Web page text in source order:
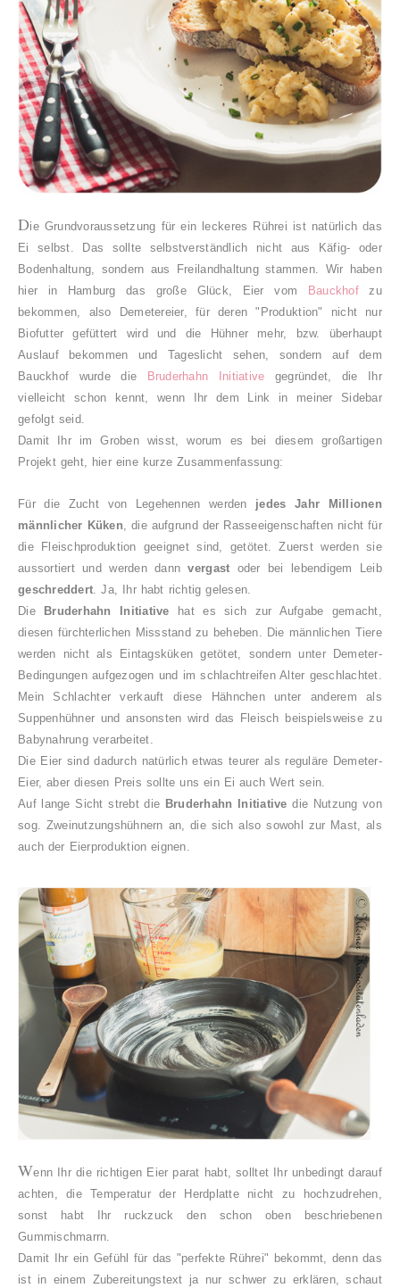
Die Grundvoraussetzung für ein leckeres Rührei ist natürlich das
Ei selbst. Das sollte selbstverständlich nicht aus Käfig- oder
Bodenhaltung, sondern aus Freilandhaltung stammen. Wir haben
hier in Hamburg das große Glück, Eier vom
Bauckhofzu
bekommen, also Demetereier, für deren "Produktion" nicht nur
Biofutter gefüttert wird und die Hühner mehr, bzw. überhaupt
Auslauf bekommen und Tageslicht sehen, sondern auf dem
Bauckhof wurde die
Bruderhahn Initiative gegründet, die Ihr
vielleicht schon kennt, wenn Ihr dem Link in meiner Sidebar
gefolgt seid.
Damit Ihr im Groben wisst, worum es bei diesem großartigen
Projekt geht, hier eine kurze Zusammenfassung:
Für die Zucht von Legehennen werden jedes Jahr Millionen
männlicher Küken, die aufgrund der Rasseeigenschaften nicht für
die Fleischproduktion geeignet sind, getötet. Zuerst werden sie
aussortiert und werden dannvergast oder bei lebendigem Leib
geschreddert. Ja, Ihr habt richtig gelesen.
DieBruderhahn Initiative hat es sich zur Aufgabe gemacht,
diesen fürchterlichen Missstand zu beheben. Die männlichen Tiere
werden nicht als Eintagsküken getötet, sondern unter Demeter-
Bedingungen aufgezogen und im schlachtreifen Alter geschlachtet.
Mein Schlachter verkauft diese Hähnchen unter anderem als
Suppenhühner und ansonsten wird das Fleisch beispielsweise zu
Babynahrung verarbeitet.
Die Eier sind dadurch natürlich etwas teurer als reguläre Demeter-
Eier, aber diesen Preis sollte uns ein Ei auch Wert sein.
Auf lange Sicht strebt die Bruderhahn Initiative die Nutzung von
sog. Zweinutzungshühnern an, die sich also sowohl zur Mast, als
auch der Eierproduktion eignen.
Wenn Ihr die richtigen Eier parat habt, solltet Ihr unbedingt darauf
achten, die Temperatur der Herdplatte nicht zu hochzudrehen,
sonst habt Ihr ruckzuck den schon oben beschriebenen
Gummischmarrn.
Damit Ihr ein Gefühl für das "perfekte Rührei" bekommt, denn das
ist in einem Zubereitungstext ja nur schwer zu erklären, schaut